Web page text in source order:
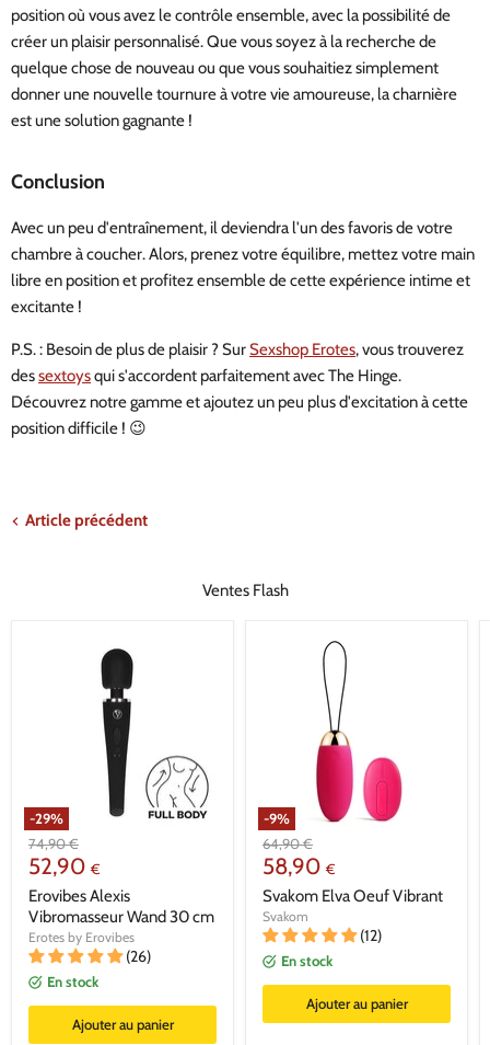
position où vous avez le contrôle ensemble, avec la possibilité de
créer un plaisir personnalisé. Que vous soyez à la recherche de
quelque chose de nouveau ou que vous souhaitiez simplement
donner une nouvelle tournure à votre vie amoureuse, la charnière
est une solution gagnante !
Conclusion
Avec un peu d'entraînement, il deviendra l'un des favoris de votre
chambre à coucher. Alors, prenez votre équilibre, mettez votre main
libre en position et profitez ensemble de cette expérience intime et
excitante !
P.S. : Besoin de plus de plaisir ? SurSexshop Erotes, vous trouverez
dessextoysqui s'accordent parfaitement avec The Hinge.
Découvrez notre gamme et ajoutez un peu plus d'excitation à cette
position difficile ! 😉
Article précédent
Ventes Flash
-29%
Prix
d'origine
74,90€
Prix
actuel
52,90€
Erovibes Alexis
Vibromasseur Wand 30 cm
Erotes by Erovibes
(26)
En stock
Ajouter au panier
-9%
Prix
d'origine
64,90€
Prix
actuel
58,90€
Svakom Elva Oeuf Vibrant
Svakom
(12)
En stock
Ajouter au panier